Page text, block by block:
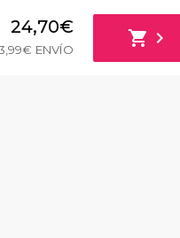
24,70€
ENVÍO
shopping_cart chevron_right